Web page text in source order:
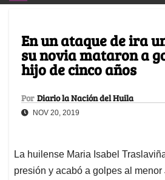
En un ataque de ira
su novia mataron a
hijo de cinco años
Por Diario la Nación del Huila
NOV 20, 2019
La huilense Maria Isabel
presión y acabó a golpes al